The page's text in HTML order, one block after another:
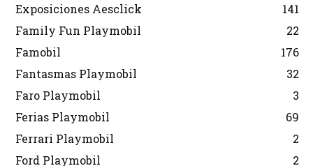
Exposiciones Aesclick
141
Family Fun Playmobil
22
Famobil
176
Fantasmas Playmobil
32
Faro Playmobil
3
Ferias Playmobil
69
Ferrari Playmobil
2
Ford Playmobil
2